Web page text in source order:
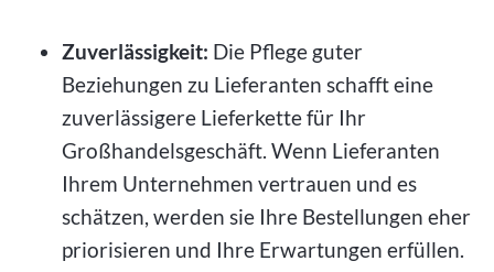
Zuverlässigkeit: Die Pflege guter
Beziehungen zu Lieferanten schafft eine
zuverlässigere Lieferkette für Ihr
Großhandelsgeschäft. Wenn Lieferanten
Ihrem Unternehmen vertrauen und es
schätzen, werden sie Ihre Bestellungen eher
priorisieren und Ihre Erwartungen erfüllen.